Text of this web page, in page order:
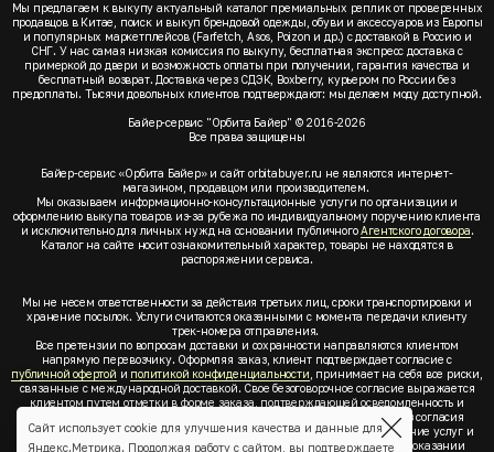
Мы предлагаем к выкупу актуальный каталог премиальных реплик от проверенных
продавцов в Китае, поиск и выкуп брендовой одежды, обуви и аксессуаров из Европы
и популярных маркетплейсов (Farfetch, Asos, Poizon и др.) с доставкой в Россию и
СНГ. У нас самая низкая комиссия по выкупу, бесплатная экспресс доставка с
примеркой до двери и возможность оплаты при получении, гарантия качества и
бесплатный возврат. Доставка через СДЭК, Boxberry, курьером по России без
предоплаты. Тысячи довольных клиентов подтверждают: мы делаем моду доступной.
Байер-сервис "Орбита Байер" © 2016-2026
Все права защищены
Байер-сервис «Орбита Байер» и сайт orbitabuyer.ru не являются интернет-
магазином, продавцом или производителем.
Мы оказываем информационно-консультационные услуги по организации и
оформлению выкупа товаров из-за рубежа по индивидуальному поручению клиента
и исключительно для личных нужд на основании публичногоАгентского договора.
Каталог на сайте носит ознакомительный характер, товары не находятся в
распоряжении сервиса.
Мы не несем ответственности за действия третьих лиц, сроки транспортировки и
хранение посылок. Услуги считаются оказанными с момента передачи клиенту
трек-номера отправления.
Все претензии по вопросам доставки и сохранности направляются клиентом
напрямую перевозчику. Оформляя заказ, клиент подтверждает согласие с
публичной офертой и политикой конфиденциальности, принимает на себя все риски,
связанные с международной доставкой. Свое безоговорочное согласие выражается
клиентом путем отметки в форме заказа, подтверждающей осведомленность и
согласие клиента со всеми предлагаемыми сервисом условиями. Без согласия
клиента спубличной офертой иполитикой конфиденциальностиоказание услуг и
оформление заказа невозможно. Заключая акцепт условий оферты об оказании
Сайт использует cookie для улучшения качества и данные для
Яндекс.Метрика. Продолжая работу с сайтом, вы подтверждаете